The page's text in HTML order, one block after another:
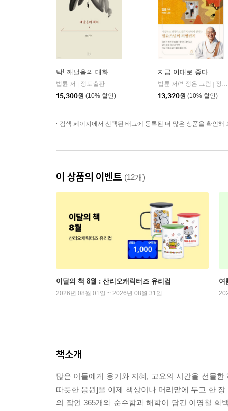
탁! 깨달음의 대화
법륜 저
정토출판
15,300원 (10% 할인)
지금 이대로 좋다
법륜 저/박정은 그림
정토출판
13,320원 (10% 할인)
검색 페이지에서 선택된 태그에 등록된 더 많은 상품을 확인해
이 상품의 이벤트 (12개)
이달의 책 8월 : 산리오캐릭터즈 유리컵
2026년 08월 01일 ~ 2026년 08월 31일
여
책소개
많은 이들에게 용기와 지혜, 고요의 시간을 선물
따뜻한 응원]을 이제 책상이나 머리맡에 두고 한
의 잠언 365개와 순수함과 해학이 담긴 이영철 화